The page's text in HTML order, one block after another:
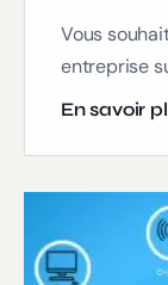
Vous
entreprise
En savoir